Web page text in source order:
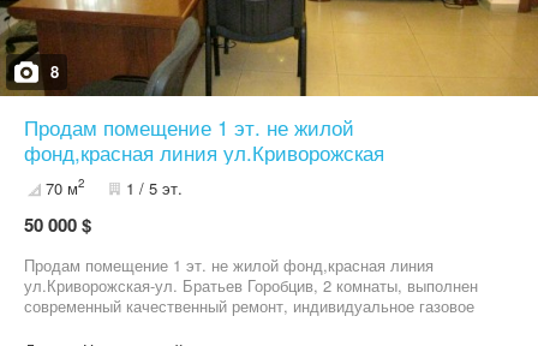
8
Продам помещение 1 эт. не жилой
фонд,красная линия ул.Криворожская
70 м2 1 / 5 эт.
50 000 $
Продам помещение 1 эт. не жилой фонд,красная линия
ул.Криворожская-ул. Братьев Горобцив, 2 комнаты, выполнен
современный качественный ремонт, индивидуальное газовое